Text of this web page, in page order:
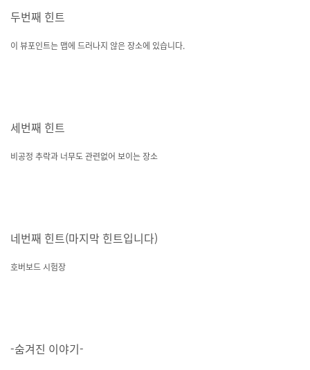
두번째 힌트
이 뷰포인트는 맵에 드러나지 않은 장소에 있습니다.
세번째 힌트
비공정 추락과 너무도 관련없어 보이는 장소
네번째 힌트(마지막 힌트입니다)
호버보드 시험장
-숨겨진 이야기-